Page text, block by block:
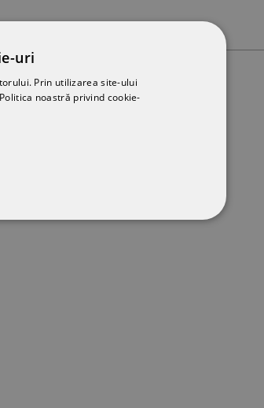
ȘI:
uri
Prin utilizarea site-ului
noastră privind cookie-